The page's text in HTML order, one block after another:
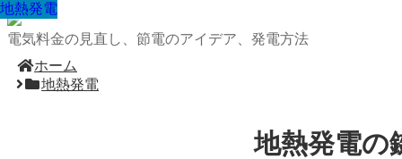
電気料金の見直し、節電のアイデア、発電方法
ホーム
地熱発電
地熱発電の
地熱発電
地熱発電
地熱発電
地熱発電
地熱発電
地熱発電
地熱発電
地熱発電
地熱発電